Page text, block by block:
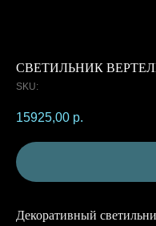
СВЕТИЛЬНИК
SKU:
15925,00 р.
Декоративный